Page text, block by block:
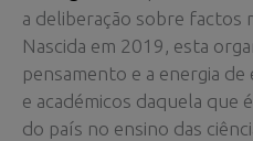
a deliberação sobre factos
Nascida em 2019, esta
pensamento e a energia
e académicos daquela que
do país no ensino das